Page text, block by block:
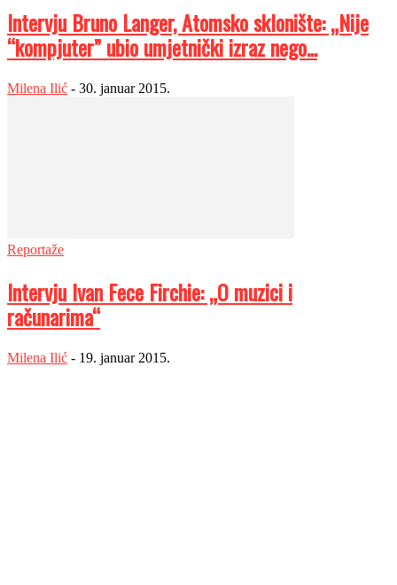
Intervju Bruno Langer, Atomsko sklonište: „Nije
“kompjuter” ubio umjetnički izraz nego...
Milena Ilić - 30. januar 2015.
Reportaže
Intervju Ivan Fece Firchie: „O muzici i
računarima“
Milena Ilić - 19. januar 2015.